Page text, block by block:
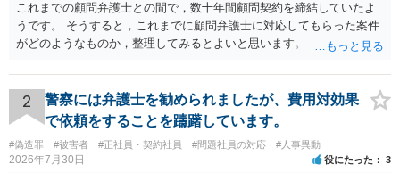
これまでの顧問弁護士との間で，数十年間顧問契約を締結していたよ
うです。 そうすると，これまでに顧問弁護士に対応してもらった案件
がどのようなものか，整理してみるとよいと思います。 これにより，
事務所を比較した上で，弁護士と面談をする際，そのような案件に対
応してもらえるのかが重要だと思います。 ただ，組合員の相談内容に
ついて，分野を絞っているのか，それともどのような分野でもよいと
いうことで法律相談を依頼しているかの観点も重要です。 組合員とす
れば，相談だけではなく，できれば受任まで考えている場合も多いと
思います。 そうすると，労働組合としての相談だけではなく，基本的
2
警察には弁護士を勧められましたが、費用対効果
で依頼をすることを躊躇しています。
#偽造罪 #被害者 #正社員・契約社員 #問題社員の対応 #人事異動
2026年7月30日 役にたった 3